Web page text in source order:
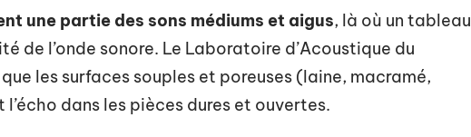
une partie des sons médiums et aigus, là où un tableau
de l’onde sonore. Le Laboratoire d’Acoustique du
les surfaces souples et poreuses (laine, macramé,
dans les pièces dures et ouvertes.